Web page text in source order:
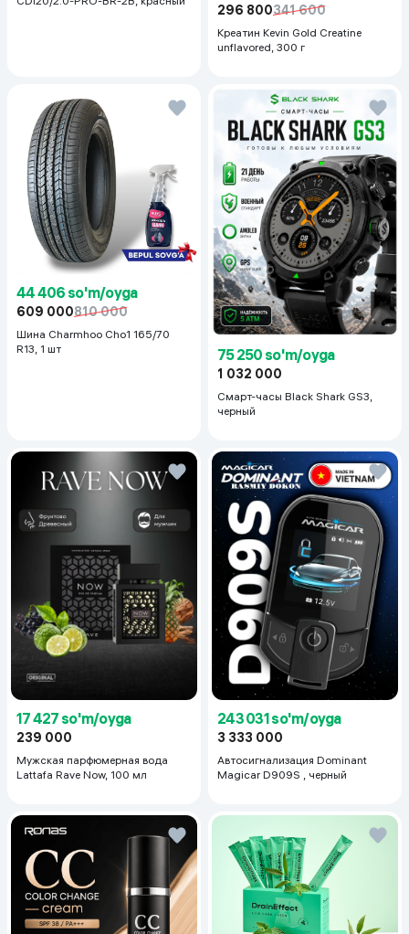
296 800341 600
Креатин Kevin Gold Creatine
unflavored, 300 г
44 406 so'm/oyga
609 000810 000
Шина Charmhoo Cho1 165/70
R13, 1 шт
75 250 so'm/oyga
1 032 000
Смарт-часы Black Shark GS3,
черный
17 427 so'm/oyga
239 000
Мужская парфюмерная вода
Lattafa Rave Now, 100 мл
243 031 so'm/oyga
3 333 000
Автосигнализация Dominant
Magicar D909S , черный